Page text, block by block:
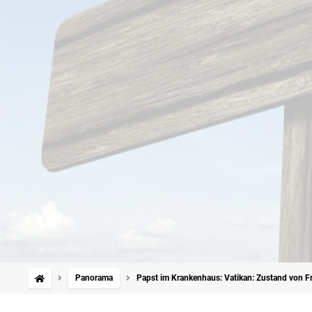
Panorama Papst im Krankenhaus: Vatikan: Zustand von